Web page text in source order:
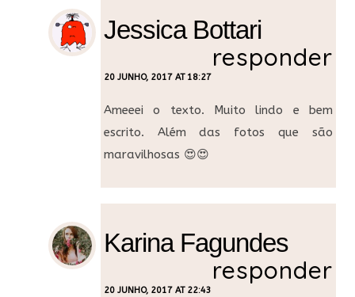
Jessica Bottari
20 JUNHO, 2017 AT 18:27
responder
Ameeei o texto. Muito lindo e bem
escrito. Além das fotos que são
maravilhosas 😍😍
Karina Fagundes
20 JUNHO, 2017 AT 22:43
responder